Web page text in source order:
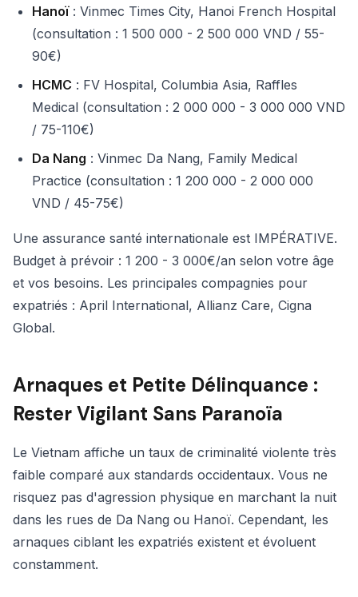
Hanoï: Vinmec Times City, Hanoi French Hospital
(consultation : 1 500 000 - 2 500 000 VND / 55-
90€)
HCMC : FV Hospital, Columbia Asia, Raffles
Medical (consultation : 2 000 000 - 3 000 000 VND
/ 75-110€)
Da Nang : Vinmec Da Nang, Family Medical
Practice (consultation : 1 200 000 - 2 000 000
VND / 45-75€)
Une assurance santé internationale est IMPÉRATIVE.
Budget à prévoir : 1 200 - 3 000€/an selon votre âge
et vos besoins. Les principales compagnies pour
expatriés : April International, Allianz Care, Cigna
Global.
Arnaques et Petite Délinquance :
Rester Vigilant Sans Paranoïa
Le Vietnam affiche un taux de criminalité violente très
faible comparé aux standards occidentaux. Vous ne
risquez pas d'agression physique en marchant la nuit
dans les rues de Da Nang ou Hanoï. Cependant, les
arnaques ciblant les expatriés existent et évoluent
constamment.